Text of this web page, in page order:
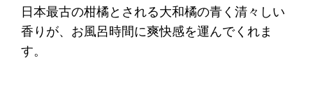
日本最古の柑橘とされる大和橘の青く清々しい
香りが、お風呂時間に爽快感を運んでくれま
す。